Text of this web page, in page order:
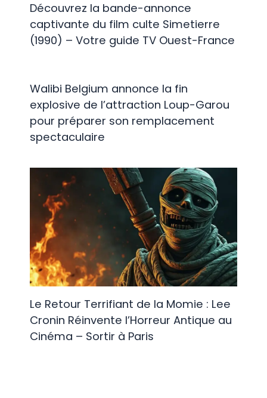
Découvrez la bande-annonce
captivante du film culte Simetierre
(1990) – Votre guide TV Ouest-France
Walibi Belgium annonce la fin
explosive de l’attraction Loup-Garou
pour préparer son remplacement
spectaculaire
Le Retour Terrifiant de la Momie : Lee
Cronin Réinvente l’Horreur Antique au
Cinéma – Sortir à Paris